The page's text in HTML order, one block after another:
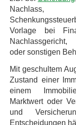
Vorlage bei
Nachlassgericht,
oder sonstigen
Mit geschultem
Zustand einer
einem
Marktwert oder
und
Entscheidungen